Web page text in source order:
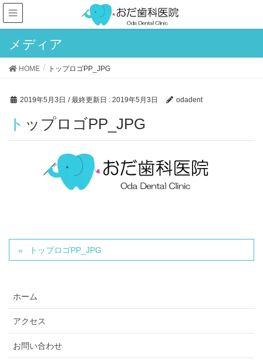
メディア
HOME トップロゴPP_JPG
2019年5月3日 / 最終更新日 : 2019年5月3日 odadent
トップロゴPP_JPG
トップロゴPP_JPG
ホーム
アクセス
お問い合わせ